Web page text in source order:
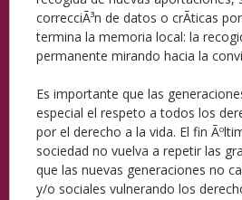
correcciÃ³n de datos o crÃ­ticas
termina la memoria local: la
permanente mirando hacia la
Es importante que las
especial el respeto a todos los
por el derecho a la vida. El fin
sociedad no vuelva a repetir las
que las nuevas generaciones no
y/o sociales vulnerando los